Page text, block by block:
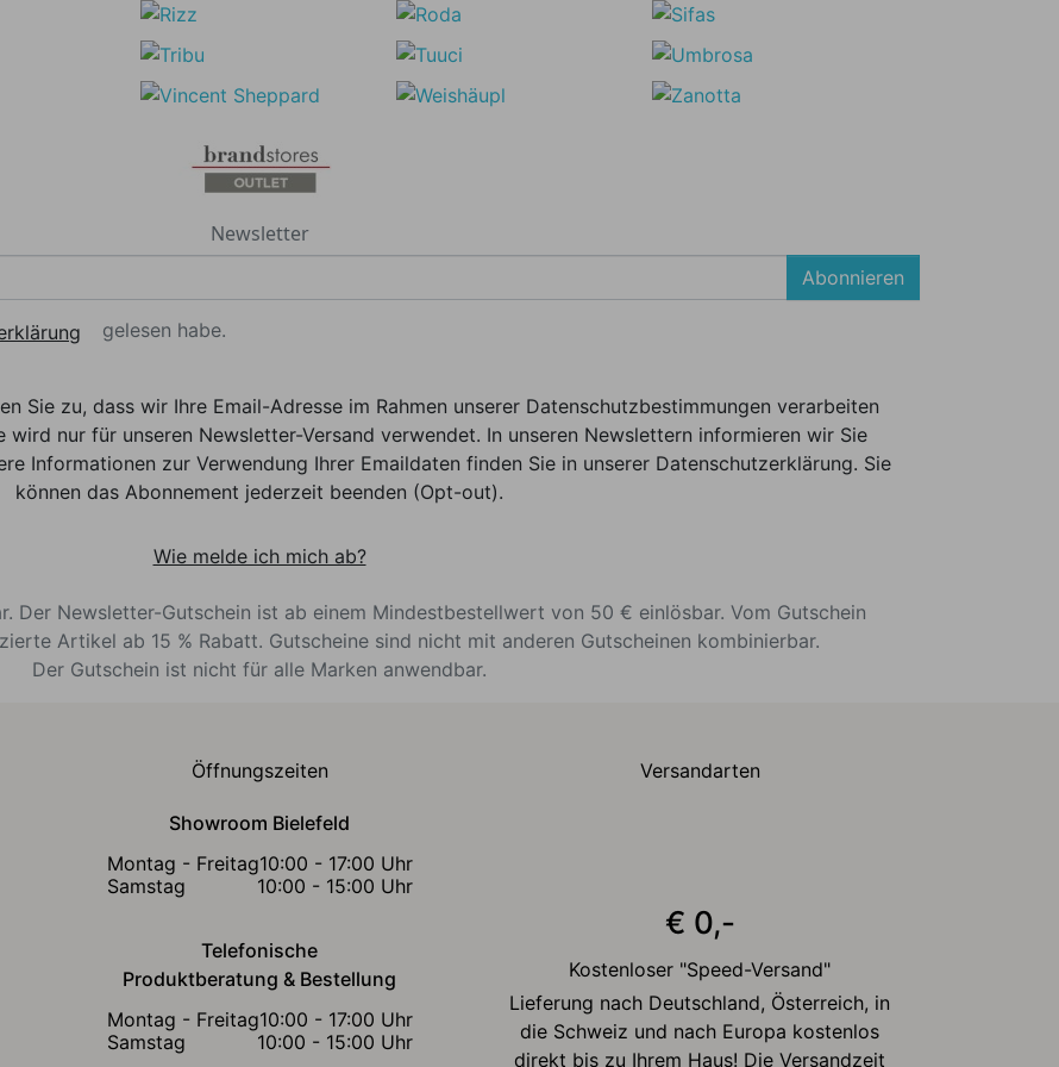
Newsletter
Abonnieren
gelesen habe.
Sie zu, dass wir Ihre Email-Adresse im Rahmen unserer Datenschutzbestimmungen verarbeiten
wird nur für unseren Newsletter-Versand verwendet. In unseren Newslettern informieren wir Sie
Informationen zur Verwendung Ihrer Emaildaten finden Sie in unserer Datenschutzerklärung. Sie
können das Abonnement jederzeit beenden (Opt-out).
Wie melde ich mich ab?
Der Newsletter-Gutschein ist ab einem Mindestbestellwert von 50 € einlösbar. Vom Gutschein
Artikel ab 15 % Rabatt. Gutscheine sind nicht mit anderen Gutscheinen kombinierbar.
Der Gutschein ist nicht für alle Marken anwendbar.
Öffnungszeiten
Showroom Bielefeld
Montag - Freitag10:00 - 17:00 Uhr
Samstag
10:00 - 15:00 Uhr
Telefonische
Produktberatung & Bestellung
Montag - Freitag10:00 - 17:00 Uhr
Samstag
10:00 - 15:00 Uhr
Versandarten
€ 0,-
Kostenloser "Speed-Versand"
Lieferung nach Deutschland, Österreich, in
die Schweiz und nach Europa kostenlos
direkt bis zu Ihrem Haus! Die Versandzeit